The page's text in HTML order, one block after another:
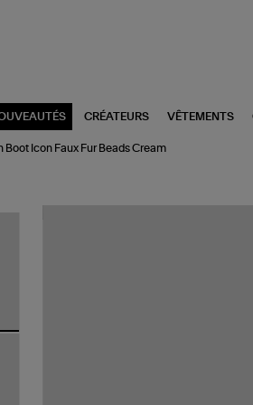
CRÉATEURS VÊTEMENTS
Boot Icon Faux Fur Beads Cream